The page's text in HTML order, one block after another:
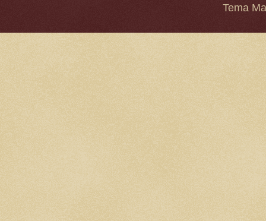
Tema